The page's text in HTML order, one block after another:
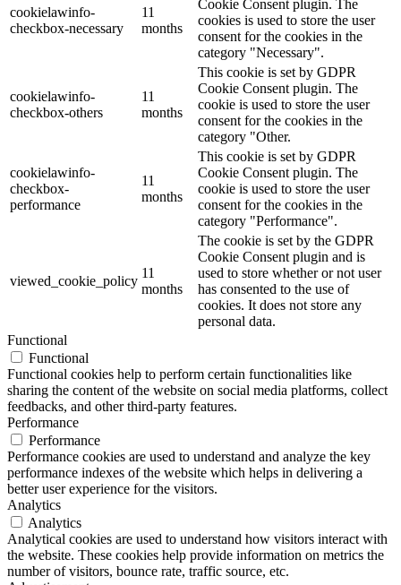
cookielawinfo-
checkbox-necessary
11
months
Cookie Consent plugin. The
cookies is used to store the user
consent for the cookies in the
category "Necessary".
cookielawinfo-
checkbox-others
11
months
This cookie is set by GDPR
Cookie Consent plugin. The
cookie is used to store the user
consent for the cookies in the
category "Other.
cookielawinfo-
checkbox-
performance
11
months
This cookie is set by GDPR
Cookie Consent plugin. The
cookie is used to store the user
consent for the cookies in the
category "Performance".
viewed_cookie_policy
11
months
The cookie is set by the GDPR
Cookie Consent plugin and is
used to store whether or not user
has consented to the use of
cookies. It does not store any
personal data.
Functional
Functional
Functional cookies help to perform certain functionalities like
sharing the content of the website on social media platforms, collect
feedbacks, and other third-party features.
Performance
Performance
Performance cookies are used to understand and analyze the key
performance indexes of the website which helps in delivering a
better user experience for the visitors.
Analytics
Analytics
Analytical cookies are used to understand how visitors interact with
the website. These cookies help provide information on metrics the
number of visitors, bounce rate, traffic source, etc.